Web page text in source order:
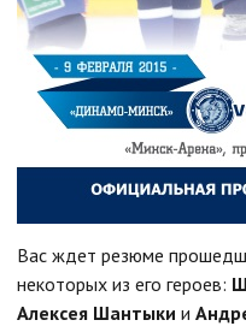
Вас ждет резюме
некоторых из его героев:
Алексея Шантыки и